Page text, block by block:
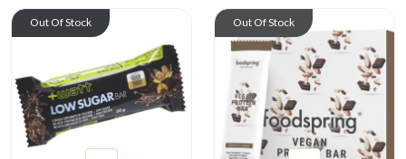
Out Of Stock Out Of Stock